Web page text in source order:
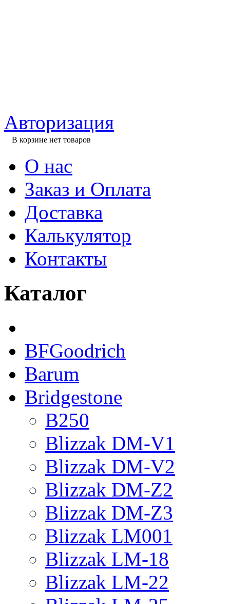
Авторизация
В корзине нет товаров
О нас
Заказ и Оплата
Доставка
Калькулятор
Контакты
Каталог
BFGoodrich
Barum
Bridgestone
B250
Blizzak DM-V1
Blizzak DM-V2
Blizzak DM-Z2
Blizzak DM-Z3
Blizzak LM001
Blizzak LM-18
Blizzak LM-22